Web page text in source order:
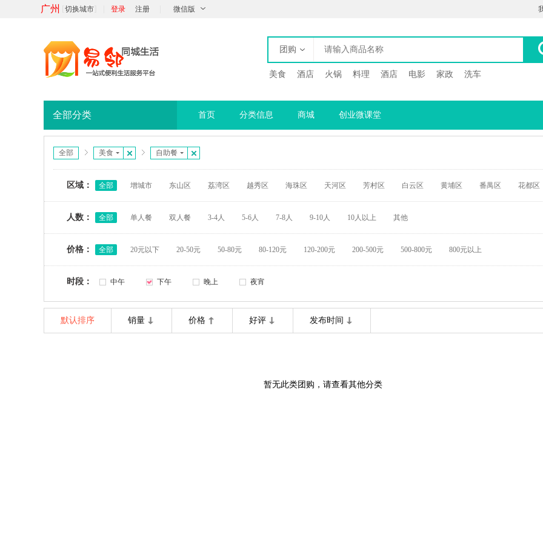
广州 切换城市 登录 注册 微信版
团购
美食 酒店 火锅 料理 酒店 电影 家政 洗车
全部分类 首页 分类信息 商城 创业微课堂
全部 美食 自助餐
区域： 全部 增城市 东山区 荔湾区 越秀区 海珠区 天河区 芳村区 白云区 黄埔区 番禺区 花都区
人数： 全部 单人餐 双人餐 3-4人 5-6人 7-8人 9-10人 10人以上 其他
价格： 全部 20元以下 20-50元 50-80元 80-120元 120-200元 200-500元 500-800元 800元以上
时段： 中午 下午 晚上 夜宵
默认排序 销量 价格 好评 发布时间
暂无此类团购，请查看其他分类